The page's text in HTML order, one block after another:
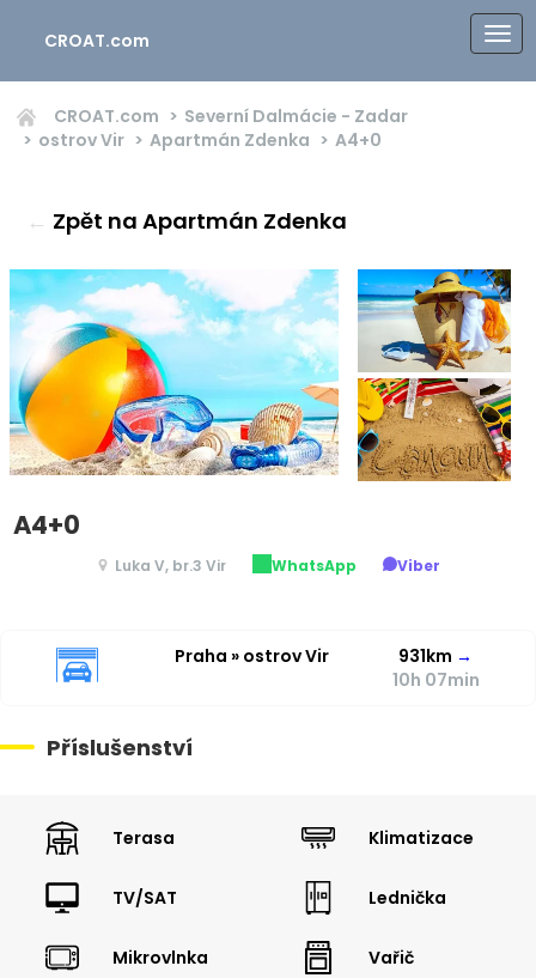
CROAT.com
CROAT.com
Severní Dalmácie - Zadar
ostrov Vir
Apartmán Zdenka A4+0
← Zpět na Apartmán Zdenka
A4+0
Luka V, br.3 Vir WhatsApp Viber
Praha » ostrov Vir 931km →
10h 07min
Příslušenství
Terasa Klimatizace
TV/SAT Lednička
Mikrovlnka Vařič